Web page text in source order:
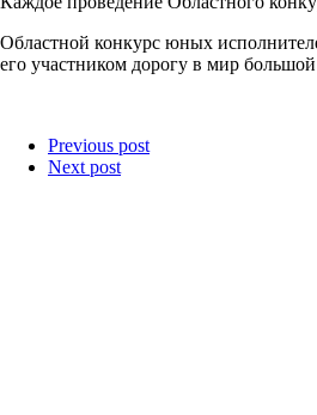
Областной конкурс юных
его участником дорогу в мир
Previous post
Next post